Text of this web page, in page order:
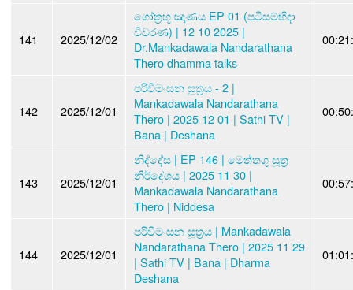
141 2025/12/02
ගෝත්‍රභූ ඤාණය EP 01 (පටිසම්භිදා
විවරණ) | 12 10 2025 |
Dr.Mankadawala Nandarathana
Thero dhamma talks
142 2025/12/01
පරිවීමංසන සූත්‍රය - 2 |
Mankadawala Nandarathana
Thero | 2025 12 01 | Sathi TV |
Bana | Deshana
143 2025/12/01
නිද්දේස | EP 146 | මෙත්තගූ සූත්‍ර
නිර්දේශය | 2025 11 30 |
Mankadawala Nandarathana
Thero | Niddesa
144 2025/12/01
පරිවීමංසන සූත්‍රය | Mankadawala
Nandarathana Thero | 2025 11 29
| Sathi TV | Bana | Dharma
Deshana